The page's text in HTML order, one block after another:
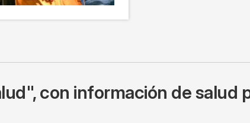
con información de salud